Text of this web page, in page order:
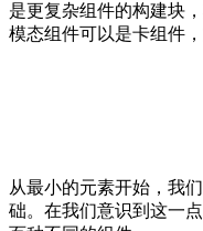
是更复杂组件的构建块
模态组件可以是卡组件
从最小的元素开始，我
础。在我们意识到这一